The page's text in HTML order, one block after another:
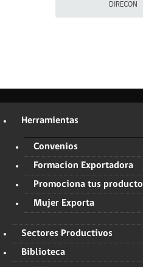
DIRECON
Herramientas
Convenios
Formacion Exportadora
Promociona tus
Mujer Exporta
Sectores Productivos
Biblioteca